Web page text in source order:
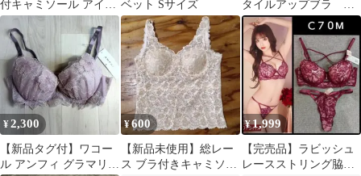
付キャミソール アイボ
リー系 ブラキャミ
フリー ems
ベット Sサイズ
タイルアップブラ シ
ョーツ ラメレース
F70
¥2,300
【新品タグ付】ワコー
ル アンフィ グラマリッ
¥600
【新品未使用】総レー
ス ブラ付きキャミソー
¥1,999
【完売品】ラビッシュ
レースストリング脇高